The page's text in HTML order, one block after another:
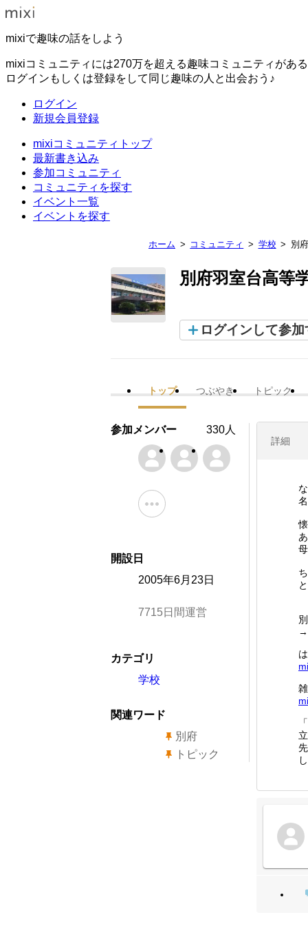
mixiで趣味の話をしよう
mixiコミュニティには270万を超える趣味コミュニティがあ
ログインもしくは登録をして同じ趣味の人と出会おう♪
ログイン
新規会員登録
mixiコミュニティトップ
最新書き込み
参加コミュニティ
コミュニティを探す
イベント一覧
イベントを探す
ホーム コミュニティ 学校 別
別府羽室台高等
ログインして参加
トップ つぶやき トピック
詳細
→
参加メンバー 330人
開設日
2005年6月23日
7715日間運営
カテゴリ
学校
関連ワード
別府
トピック